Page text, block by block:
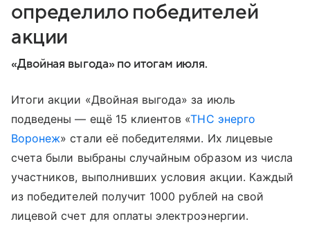
определило победителей
акции
«Двойная выгода» по итогам июля.
Итоги акции «Двойная выгода» за июль
подведены — ещё 15 клиентов «ТНС энерго
Воронеж» стали её победителями. Их лицевые
счета были выбраны случайным образом из числа
участников, выполнивших условия акции. Каждый
из победителей получит 1000 рублей на свой
лицевой счет для оплаты электроэнергии.